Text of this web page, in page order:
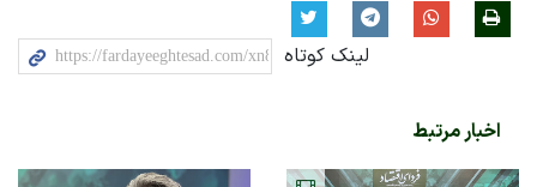
لینک کوتاه
اخبار مرتبط